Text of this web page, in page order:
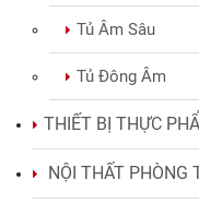
Tủ Âm Sâu
Tủ Đông Âm
THIẾT BỊ THỰC
NỘI THẤT PHÒNG